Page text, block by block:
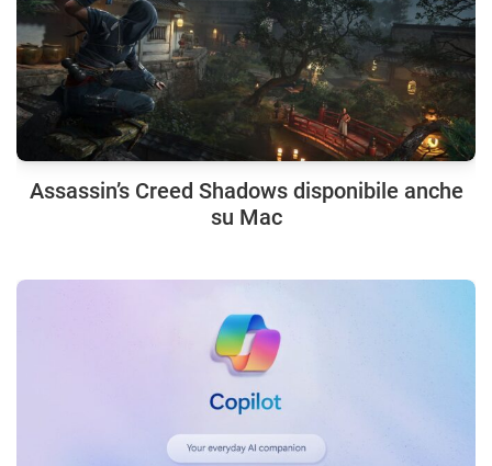
Assassin’s Creed Shadows disponibile anche
su Mac